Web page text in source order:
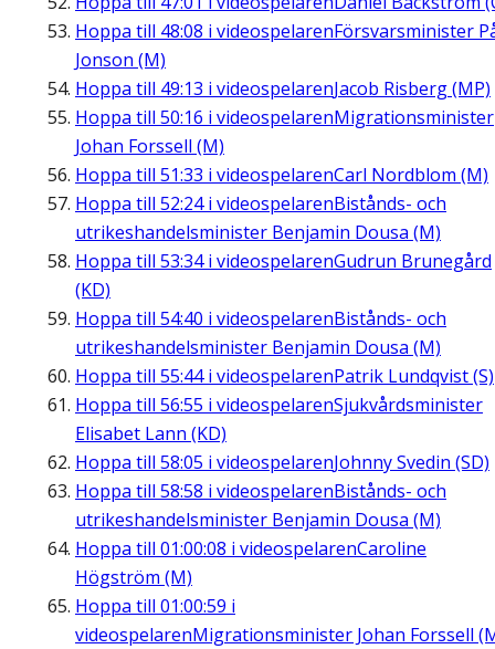
Hoppa till 48:08 i videospelarenFörsvarsminister
Jonson (M)
Hoppa till 49:13 i videospelarenJacob Risberg (MP)
Hoppa till 50:16 i videospelarenMigrationsminister
Johan Forssell (M)
Hoppa till 51:33 i videospelarenCarl Nordblom (M)
Hoppa till 52:24i videospelarenBistånds- och
utrikeshandelsminister Benjamin Dousa (M)
Hoppa till 53:34i videospelarenGudrun Brunegård
(KD)
Hoppa till 54:40 i videospelarenBistånds- och
utrikeshandelsminister Benjamin Dousa (M)
Hoppa till 55:44i videospelarenPatrik Lundqvist (S)
Hoppa till 56:55 i videospelarenSjukvårdsminister
Elisabet Lann (KD)
Hoppa till 58:05 i videospelarenJohnny Svedin (SD)
Hoppa till 58:58 i videospelarenBistånds- och
utrikeshandelsminister Benjamin Dousa (M)
Hoppa till 01:00:08 i videospelarenCaroline
Högström (M)
Hoppa till 01:00:59 i
videospelarenMigrationsminister Johan Forssell